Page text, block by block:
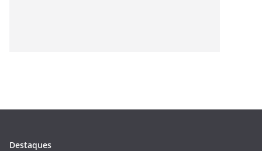
Destaques